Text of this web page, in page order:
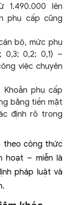
lên
phụ cấp cũng
bộ, mức phụ
0,2; 0,1) –
việc chuyên
phụ cấp
bằng tiền mặt
định rõ trong
theo công thức
hoạt – miễn là
pháp luật và